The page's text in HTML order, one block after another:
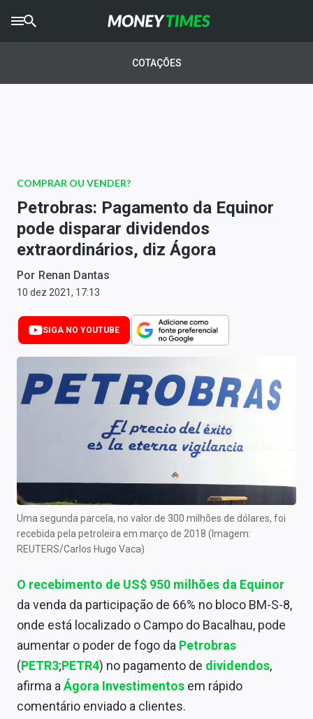
AGROTIMES
Newsletters
Money Trader
Anuncie
Últimas Notícias
Newsletters
Cotações
Comprar ou vender?
Central de Dividendos
Central dos IPOs
Renda Fixa
Mercados
Economia
Empresas
Brasil
COTAÇÕES
COMPRAR OU VENDER?
Petrobras: Pagamento da Equinor
pode disparar dividendos
extraordinários, diz Ágora
Por Renan Dantas
10 dez 2021, 17:13
SIGA NO YOUTUBE
Uma segunda parcela, no valor de 300 milhões de dólares, foi
recebida pela petroleira em março de 2018 (Imagem:
REUTERS/Carlos Hugo Vaca)
O recebimento de US$ 950 milhões da Equinor
da venda da participação de 66% no bloco BM-S-8,
onde está localizado o Campo do Bacalhau, pode
aumentar o poder de fogo da Petrobras
(PETR3;PETR4) no pagamento de dividendos,
afirma aÁgora Investimentos em rápido
comentário enviado a clientes.